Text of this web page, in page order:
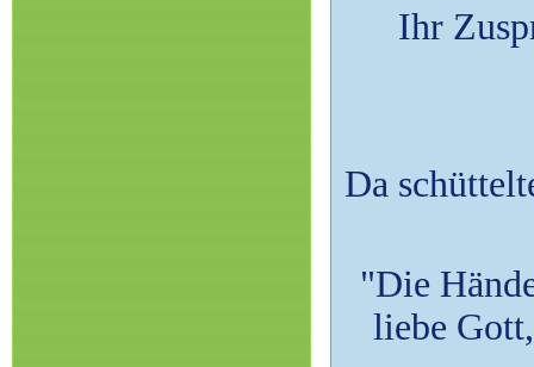
Ihr
Da
"Die
liebe